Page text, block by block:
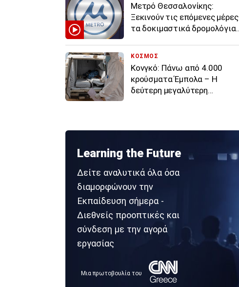
Μετρό Θεσσαλονίκης:
Ξεκινούν τις επόμενες μέρες
τα δοκιμαστικά δρομολόγια
ΚΟΣΜΟΣ
Κονγκό: Πάνω από 4.000
κρούσματα Έμπολα – Η
δεύτερη μεγαλύτερη
Learning the Future
Δείτε αναλυτικά όλα όσα
διαμορφώνουν την
Εκπαίδευση σήμερα -
Διεθνείς προοπτικές και
σύνδεση με την αγορά
εργασίας
Μια πρωτοβουλία του